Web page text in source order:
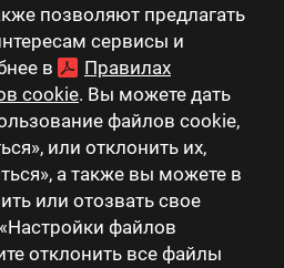
позволяют предлагать
сервисы и
в
Правилах
cookie. Вы можете дать
файлов cookie,
или отклонить их,
а также вы можете в
или отозвать свое
файлов
отклонить все файлы